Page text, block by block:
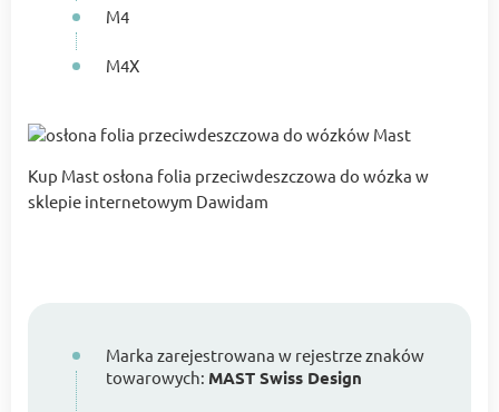
M4
M4X
Kup Mast osłona folia przeciwdeszczowa do wózka w
sklepie internetowym Dawidam
Marka zarejestrowana w rejestrze znaków
towarowych: MAST Swiss Design